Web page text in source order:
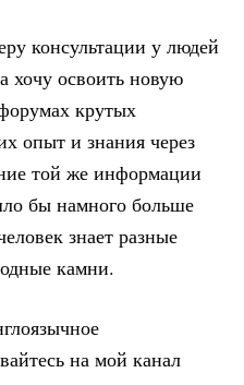
консультации у людей
хочу освоить новую
крутых
опыт и знания через
той же информации
бы намного больше
знает разные
камни.
на мой канал